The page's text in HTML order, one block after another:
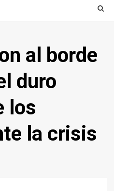
al borde
duro
los
la crisis